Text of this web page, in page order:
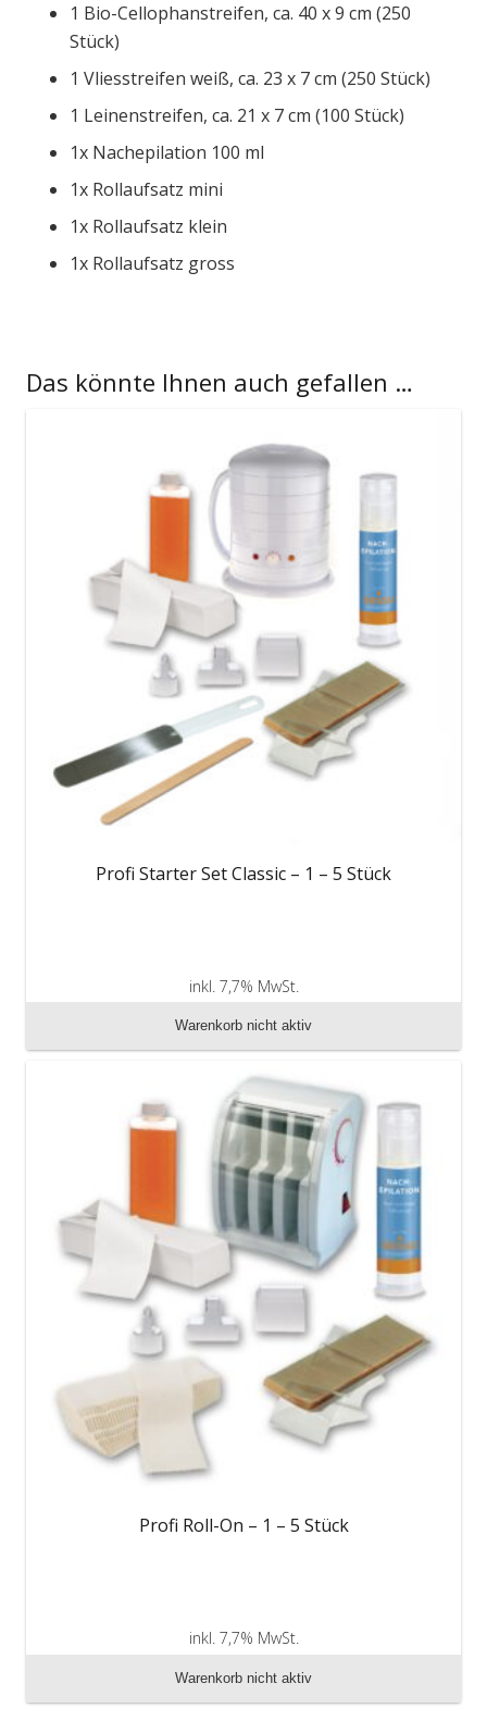
1 Bio-Cellophanstreifen, ca. 40 x 9 cm (250
Stück)
1 Vliesstreifen weiß, ca. 23 x 7 cm (250 Stück)
1 Leinenstreifen, ca. 21 x 7 cm (100 Stück)
1x Nachepilation 100 ml
1x Rollaufsatz mini
1x Rollaufsatz klein
1x Rollaufsatz gross
Das könnte Ihnen auch gefallen …
Profi Starter Set Classic – 1 – 5 Stück
inkl. 7,7% MwSt.
zzgl. Versandkosten
Warenkorb nicht aktiv
Profi Roll-On – 1 – 5 Stück
inkl. 7,7% MwSt.
zzgl. Versandkosten
Warenkorb nicht aktiv